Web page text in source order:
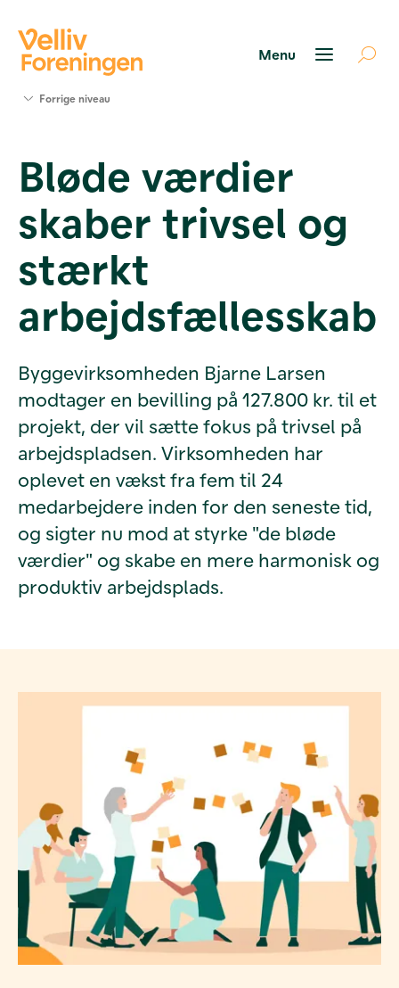
Værktøjer
og viden
Om Velliv
Foreningen
os
Forrige niveau
Bløde værdier
skaber trivsel og
stærkt
arbejdsfællesskab
Byggevirksomheden Bjarne Larsen
modtager en bevilling på 127.800 kr. til et
projekt, der vil sætte fokus på trivsel på
arbejdspladsen. Virksomheden har
oplevet en vækst fra fem til 24
medarbejdere inden for den seneste tid,
og sigter nu mod at styrke "de bløde
værdier" og skabe en mere harmonisk og
produktiv arbejdsplads.